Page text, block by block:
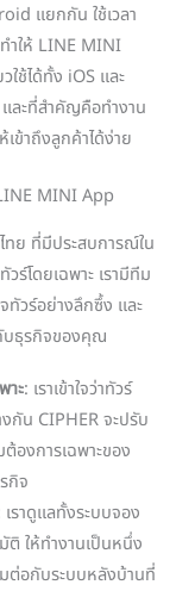
แยกกัน ใช้เวลา
ำให้ LINE MINI
ช้ได้ทั้ง iOS และ
ละที่สำคัญคือทำงาน
ข้าถึงลูกค้าได้ง่าย
MINI App
ย ที่มีประสบการณ์ใน
ร์โดยเฉพาะ เรามีทีม
ทัวร์อย่างลึกซึ้ง และ
บธุรกิจของคุณ
าะ: เราเข้าใจว่าทัวร์
กัน CIPHER จะปรับ
องการเฉพาะของ
กิจ
เราดูแลทั้งระบบจอง
ติ ให้ทำงานเป็นหนึ่ง
ต่อกับระบบหลังบ้านที่